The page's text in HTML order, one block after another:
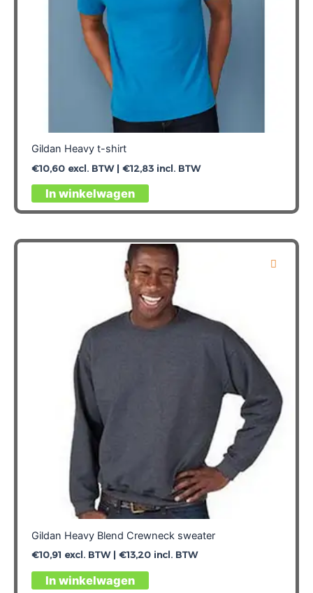
Gildan Heavy t-shirt
€10,60excl. BTW | €12,83incl. BTW
In winkelwagen
Dit
product
meerdere
variaties.
Deze
optie
kan
gekozen
Gildan Heavy Blend Crewneck sweater
€10,91 excl. BTW | €13,20incl. BTW
In winkelwagen
Dit
product